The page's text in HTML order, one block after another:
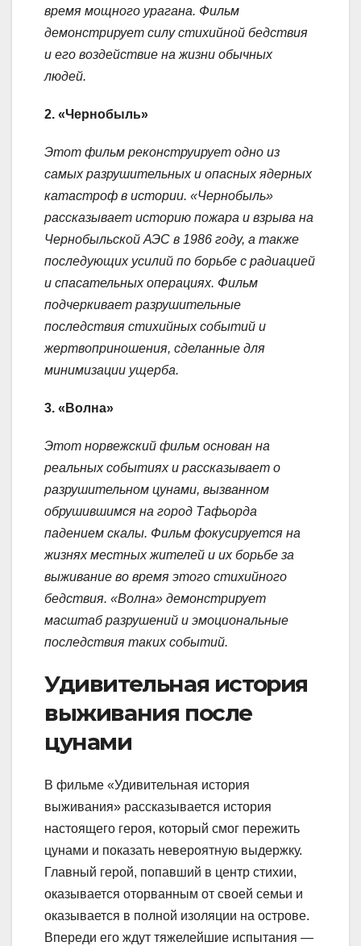
время мощного урагана. Фильм
демонстрирует силу стихийной бедствия
и его воздействие на жизни обычных
людей.
2. «Чернобыль»
Этот фильм реконструирует одно из
самых разрушительных и опасных ядерных
катастроф в истории. «Чернобыль»
рассказывает историю пожара и взрыва на
Чернобыльской АЭС в 1986 году, а также
последующих усилий по борьбе с радиацией
и спасательных операциях. Фильм
подчеркивает разрушительные
последствия стихийных событий и
жертвоприношения, сделанные для
минимизации ущерба.
3. «Волна»
Этот норвежский фильм основан на
реальных событиях и рассказывает о
разрушительном цунами, вызванном
обрушившимся на город Тафьорда
падением скалы. Фильм фокусируется на
жизнях местных жителей и их борьбе за
выживание во время этого стихийного
бедствия. «Волна» демонстрирует
масштаб разрушений и эмоциональные
последствия таких событий.
Удивительная история
выживания после
цунами
В фильме «Удивительная история
выживания» рассказывается история
настоящего героя, который смог пережить
цунами и показать невероятную выдержку.
Главный герой, попавший в центр стихии,
оказывается оторванным от своей семьи и
оказывается в полной изоляции на острове.
Впереди его ждут тяжелейшие испытания —